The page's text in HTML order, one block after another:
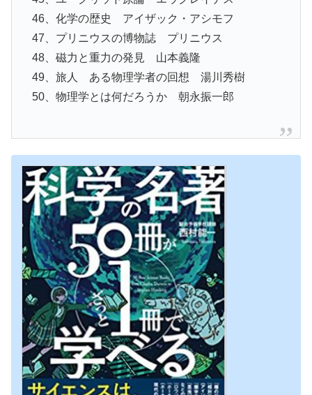
46、化学の歴史 アイザック・アシモフ
47、プリニウスの博物誌 プリニウス
48、磁力と重力の発見 山本義隆
49、旅人 ある物理学者の回想 湯川秀樹
50、物理学とは何だろうか 朝永振一郎